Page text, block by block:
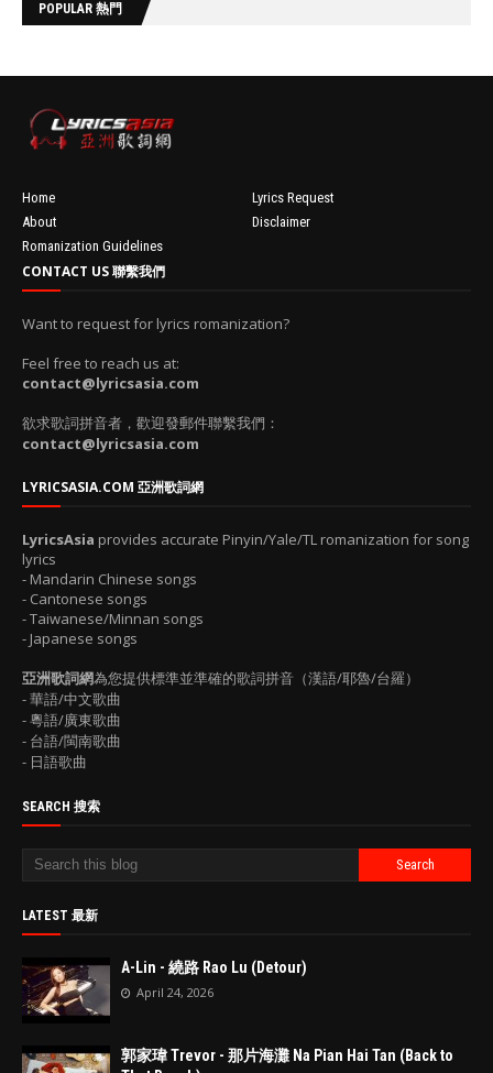
POPULAR 熱門
Home
Lyrics Request
About
Disclaimer
Romanization Guidelines
CONTACT US 聯繫我們
Want to request for lyrics romanization?
Feel free to reach us at:
contact@lyricsasia.com
欲求歌詞拼音者，歡迎發郵件聯繫我們：
contact@lyricsasia.com
LYRICSASIA.COM 亞洲歌詞網
LyricsAsia provides accurate Pinyin/Yale/TL romanization for song
lyrics
- Mandarin Chinese songs
- Cantonese songs
- Taiwanese/Minnan songs
- Japanese songs
亞洲歌詞網為您提供標準並準確的歌詞拼音（漢語/耶魯/台羅）
- 華語/中文歌曲
- 粵語/廣東歌曲
- 台語/閩南歌曲
- 日語歌曲
SEARCH 搜索
LATEST 最新
A-Lin - 繞路 Rao Lu (Detour)
April 24, 2026
郭家瑋 Trevor - 那片海灘 Na Pian Hai Tan (Back to